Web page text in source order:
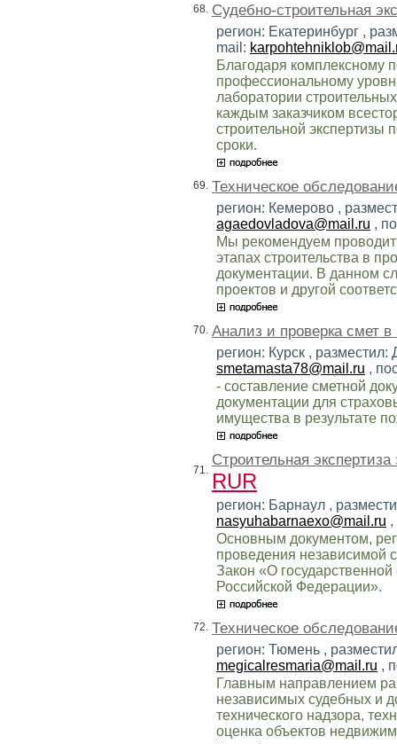
68. Судебно-строительная
регион: Екатеринбург ,
mail:
Благодаря комплексному
профессиональному
лаборатории
каждым заказчиком
строительной
сроки.
69. Техническое
регион: Кемерово ,
agaedovladova@mail.ru ,
Мы рекомендуем
этапах строительства в
документации. В данном
проектов и другой
70. Анализ и проверка смет
регион: Курск ,
smetamasta78@mail.ru ,
- составление сметной
документации для
имущества в результате
71.
Строительная
RUR
регион: Барнаул ,
nasyuhabarnaexo@mail.ru ,
Основным документом,
проведения независимой
Закон «О государственной
Российской Федерации».
72. Техническое
регион: Тюмень ,
megicalresmaria@mail.ru ,
Главным направлением
независимых судебных и
технического надзора,
оценка объектов